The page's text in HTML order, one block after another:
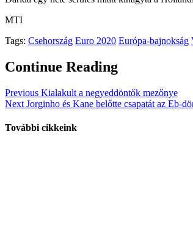
MTI
Tags: Csehország Euro 2020 Európa-bajnokság
Continue Reading
Previous Kialakult a negyeddöntők mezőnye
Next Jorginho és Kane belőtte csapatát az Eb-
További cikkeink